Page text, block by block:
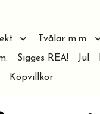
Tvålar m.m.
Sigges REA! Jul
Köpvillkor